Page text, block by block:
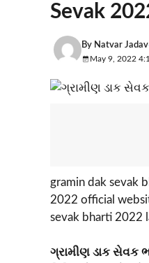
Sevak
By Natvar Jadav
May 9, 2022
gramin dak sevak
2022 official
sevak bharti 2022
ગ્રામીણ ડાક સેવક